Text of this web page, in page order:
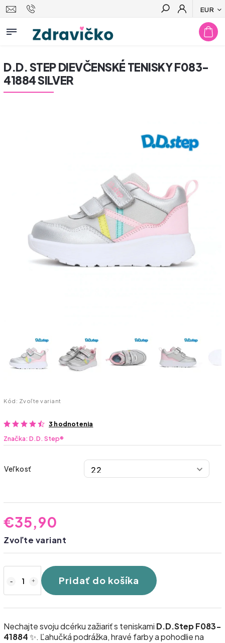
EUR
Hľadať
D.D. STEP DIEVČENSKÉ TENISKY F083-
41884 SILVER
Kód: Zvoľte variant
3 hodnotenia
Značka:D.D. Step®
Veľkosť
€35,90
Zvoľte variant
Pridať do košíka
Nechajte svoju dcérku zažiariť s teniskami D.D.Step F083-
41884✨. Ľahučká podrážka, hravé farby a pohodlie na